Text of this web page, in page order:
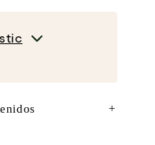
+